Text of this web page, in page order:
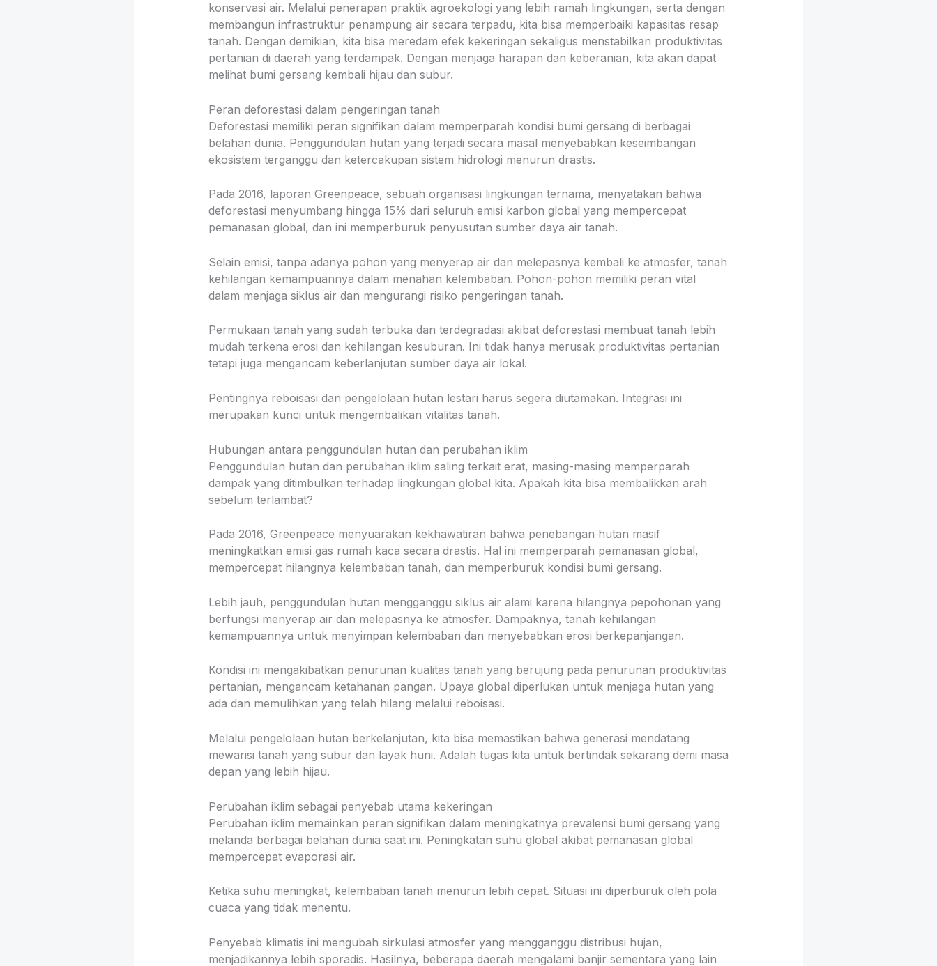
konservasi air. Melalui penerapan praktik agroekologi yang lebih ramah lingkungan, serta dengan
membangun infrastruktur penampung air secara terpadu, kita bisa memperbaiki kapasitas resap
tanah. Dengan demikian, kita bisa meredam efek kekeringan sekaligus menstabilkan produktivitas
pertanian di daerah yang terdampak. Dengan menjaga harapan dan keberanian, kita akan dapat
melihat bumi gersang kembali hijau dan subur.
Peran deforestasi dalam pengeringan tanah
Deforestasi memiliki peran signifikan dalam memperparah kondisi bumi gersang di berbagai
belahan dunia. Penggundulan hutan yang terjadi secara masal menyebabkan keseimbangan
ekosistem terganggu dan ketercakupan sistem hidrologi menurun drastis.
Pada 2016, laporan Greenpeace, sebuah organisasi lingkungan ternama, menyatakan bahwa
deforestasi menyumbang hingga 15% dari seluruh emisi karbon global yang mempercepat
pemanasan global, dan ini memperburuk penyusutan sumber daya air tanah.
Selain emisi, tanpa adanya pohon yang menyerap air dan melepasnya kembali ke atmosfer, tanah
kehilangan kemampuannya dalam menahan kelembaban. Pohon-pohon memiliki peran vital
dalam menjaga siklus air dan mengurangi risiko pengeringan tanah.
Permukaan tanah yang sudah terbuka dan terdegradasi akibat deforestasi membuat tanah lebih
mudah terkena erosi dan kehilangan kesuburan. Ini tidak hanya merusak produktivitas pertanian
tetapi juga mengancam keberlanjutan sumber daya air lokal.
Pentingnya reboisasi dan pengelolaan hutan lestari harus segera diutamakan. Integrasi ini
merupakan kunci untuk mengembalikan vitalitas tanah.
Hubungan antara penggundulan hutan dan perubahan iklim
Penggundulan hutan dan perubahan iklim saling terkait erat, masing-masing memperparah
dampak yang ditimbulkan terhadap lingkungan global kita. Apakah kita bisa membalikkan arah
sebelum terlambat?
Pada 2016, Greenpeace menyuarakan kekhawatiran bahwa penebangan hutan masif
meningkatkan emisi gas rumah kaca secara drastis. Hal ini memperparah pemanasan global,
mempercepat hilangnya kelembaban tanah, dan memperburuk kondisi bumi gersang.
Lebih jauh, penggundulan hutan mengganggu siklus air alami karena hilangnya pepohonan yang
berfungsi menyerap air dan melepasnya ke atmosfer. Dampaknya, tanah kehilangan
kemampuannya untuk menyimpan kelembaban dan menyebabkan erosi berkepanjangan.
Kondisi ini mengakibatkan penurunan kualitas tanah yang berujung pada penurunan produktivitas
pertanian, mengancam ketahanan pangan. Upaya global diperlukan untuk menjaga hutan yang
ada dan memulihkan yang telah hilang melalui reboisasi.
Melalui pengelolaan hutan berkelanjutan, kita bisa memastikan bahwa generasi mendatang
mewarisi tanah yang subur dan layak huni. Adalah tugas kita untuk bertindak sekarang demi masa
depan yang lebih hijau.
Perubahan iklim sebagai penyebab utama kekeringan
Perubahan iklim memainkan peran signifikan dalam meningkatnya prevalensi bumi gersang yang
melanda berbagai belahan dunia saat ini. Peningkatan suhu global akibat pemanasan global
mempercepat evaporasi air.
Ketika suhu meningkat, kelembaban tanah menurun lebih cepat. Situasi ini diperburuk oleh pola
cuaca yang tidak menentu.
Penyebab klimatis ini mengubah sirkulasi atmosfer yang mengganggu distribusi hujan,
menjadikannya lebih sporadis. Hasilnya, beberapa daerah mengalami banjir sementara yang lain